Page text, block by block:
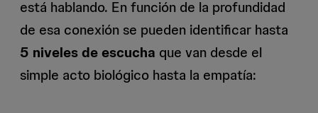
está hablando. En función de la profundidad
de esa conexión se pueden identificar hasta
5 niveles de escucha que van desde el
simple acto biológico hasta la empatía: